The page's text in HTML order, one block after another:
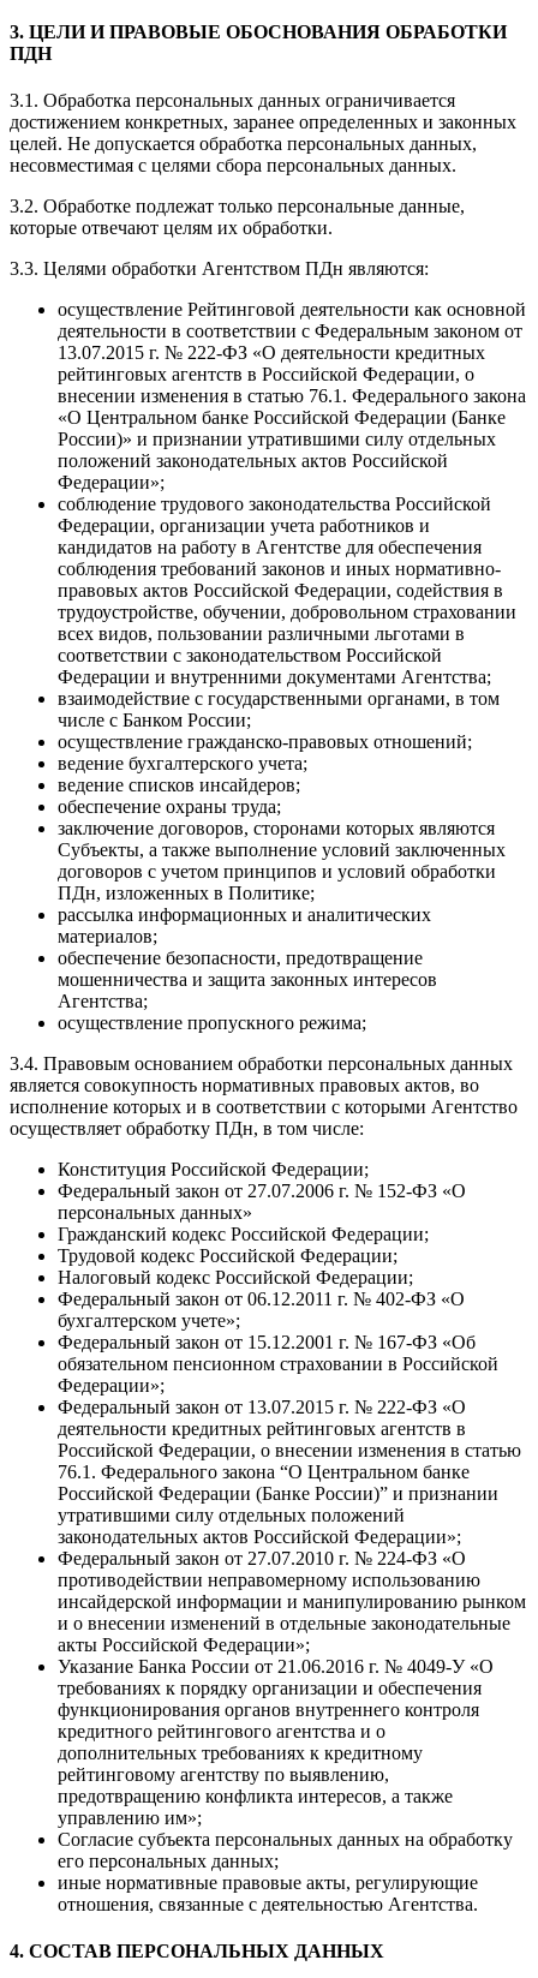
3. ЦЕЛИ И ПРАВОВЫЕ ОБОСНОВАНИЯ ОБРАБОТКИ
ПДН
3.1. Обработка персональных данных ограничивается
достижением конкретных, заранее определенных и законных
целей. Не допускается обработка персональных данных,
несовместимая с целями сбора персональных данных.
3.2. Обработке подлежат только персональные данные,
которые отвечают целям их обработки.
3.3. Целями обработки Агентством ПДн являются:
осуществление Рейтинговой деятельности как основной
деятельности в соответствии с Федеральным законом от
13.07.2015 г. № 222-ФЗ «О деятельности кредитных
рейтинговых агентств в Российской Федерации, о
внесении изменения в статью 76.1. Федерального закона
«О Центральном банке Российской Федерации (Банке
России)» и признании утратившими силу отдельных
положений законодательных актов Российской
Федерации»;
соблюдение трудового законодательства Российской
Федерации, организации учета работников и
кандидатов на работу в Агентстве для обеспечения
соблюдения требований законов и иных нормативно-
правовых актов Российской Федерации, содействия в
трудоустройстве, обучении, добровольном страховании
всех видов, пользовании различными льготами в
соответствии с законодательством Российской
Федерации и внутренними документами Агентства;
взаимодействие с государственными органами, в том
числе с Банком России;
осуществление гражданско-правовых отношений;
ведение бухгалтерского учета;
ведение списков инсайдеров;
обеспечение охраны труда;
заключение договоров, сторонами которых являются
Субъекты, а также выполнение условий заключенных
договоров с учетом принципов и условий обработки
ПДн, изложенных в Политике;
рассылка информационных и аналитических
материалов;
обеспечение безопасности, предотвращение
мошенничества и защита законных интересов
Агентства;
осуществление пропускного режима;
3.4. Правовым основанием обработки персональных данных
является совокупность нормативных правовых актов, во
исполнение которых и в соответствии с которыми Агентство
осуществляет обработку ПДн, в том числе:
Конституция Российской Федерации;
Федеральный закон от 27.07.2006 г. № 152-ФЗ «О
персональных данных»
Гражданский кодекс Российской Федерации;
Трудовой кодекс Российской Федерации;
Налоговый кодекс Российской Федерации;
Федеральный закон от 06.12.2011 г. № 402-ФЗ «О
бухгалтерском учете»;
Федеральный закон от 15.12.2001 г. № 167-ФЗ «Об
обязательном пенсионном страховании в Российской
Федерации»;
Федеральный закон от 13.07.2015 г. № 222-ФЗ «О
деятельности кредитных рейтинговых агентств в
Российской Федерации, о внесении изменения в статью
76.1. Федерального закона “О Центральном банке
Российской Федерации (Банке России)” и признании
утратившими силу отдельных положений
законодательных актов Российской Федерации»;
Федеральный закон от 27.07.2010 г. № 224-ФЗ «О
противодействии неправомерному использованию
инсайдерской информации и манипулированию рынком
и о внесении изменений в отдельные законодательные
акты Российской Федерации»;
Указание Банка России от 21.06.2016 г. № 4049-У «О
требованиях к порядку организации и обеспечения
функционирования органов внутреннего контроля
кредитного рейтингового агентства и о
дополнительных требованиях к кредитному
рейтинговому агентству по выявлению,
предотвращению конфликта интересов, а также
управлению им»;
Согласие субъекта персональных данных на обработку
его персональных данных;
иные нормативные правовые акты, регулирующие
отношения, связанные с деятельностью Агентства.
4. СОСТАВ ПЕРСОНАЛЬНЫХ ДАННЫХ